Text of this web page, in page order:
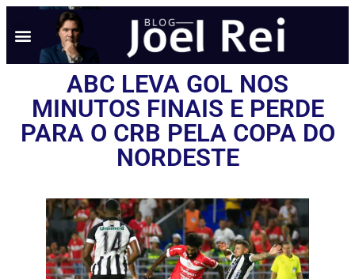
ABC LEVA GOL NOS
MINUTOS FINAIS E PERDE
PARA O CRB PELA COPA DO
NORDESTE